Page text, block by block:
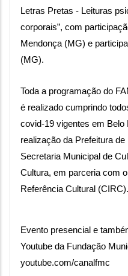
Letras Pretas - Leituras
corporais”, com
Mendonça (MG) e
(MG).
Toda a programação do
é realizado cumprindo
covid-19 vigentes em
realização da Prefeitura
Secretaria Municipal de
Cultura, em parceria com
Referência Cultural (CIRC).
Evento presencial e
Youtube da Fundação
youtube.com/canalfmc